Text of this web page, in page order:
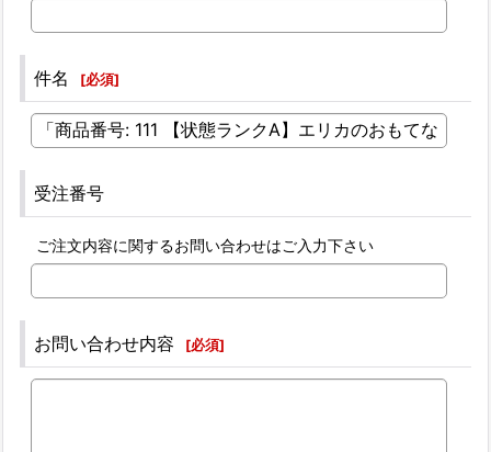
件名 [必須]
受注番号
ご注文内容に関するお問い合わせはご入力下さい
お問い合わせ内容 [必須]